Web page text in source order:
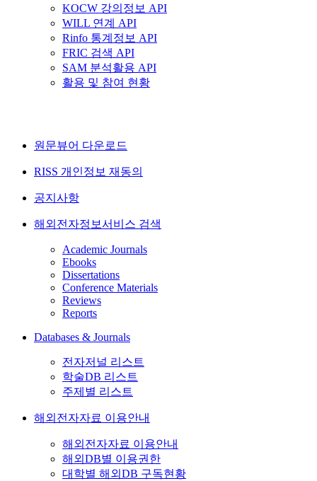
KOCW 강의정보 API
WILL 연계 API
Rinfo 통계정보 API
FRIC 검색 API
SAM 분석활용 API
활용 및 참여 현황
원문뷰어 다운로드
RISS 개인정보 재동의
공지사항
해외전자정보서비스 검색
Academic Journals
Ebooks
Dissertations
Conference Materials
Reviews
Reports
Databases & Journals
전자저널 리스트
학술DB 리스트
주제별 리스트
해외전자자료 이용안내
해외전자자료 이용안내
해외DB별 이용권한
대학별 해외DB 구독현황